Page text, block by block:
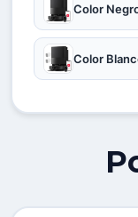
Color
Color